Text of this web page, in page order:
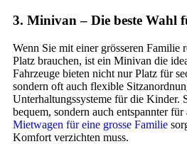
3. Minivan – Die beste Wahl
Wenn Sie mit einer grösseren Familie
Platz brauchen, ist ein Minivan die
Fahrzeuge bieten nicht nur Platz für
sondern oft auch flexible
Unterhaltungssysteme für die Kinder.
bequem, sondern auch entspannter
Mietwagen für eine grosse Familie
Komfort verzichten muss.